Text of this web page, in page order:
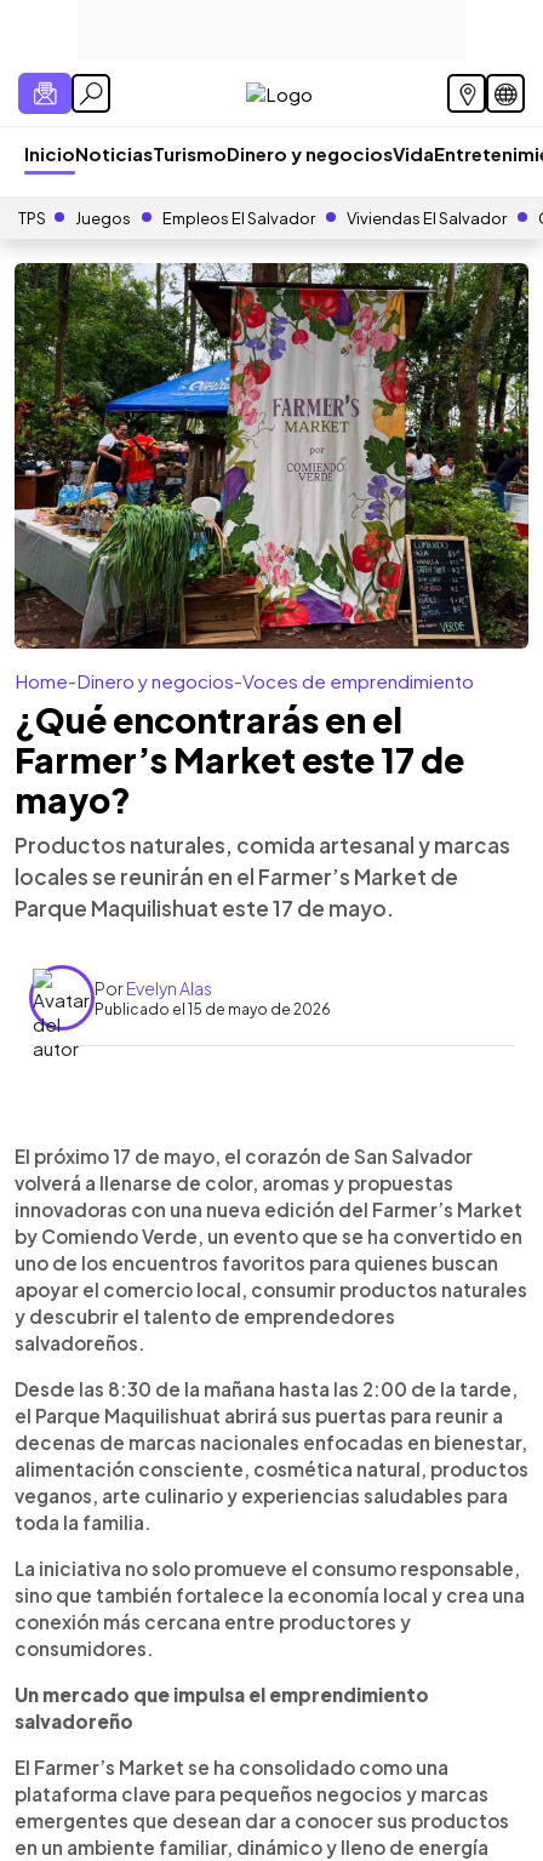
InicioNoticiasTurismoDinero y negociosVida
TPS Juegos Empleos El Salvador Viviendas El Salvador
Home-Dinero y negocios-Voces de emprendimiento
¿Qué encontrarás en el
Farmer’s Market este 17 de
mayo?
Productos naturales, comida artesanal y marcas
locales se reunirán en el Farmer’s Market de
Parque Maquilishuat este 17 de mayo.
PorEvelyn Alas
Publicado el 15 de mayo de 2026
► Escuchar artículo
El Farmer’s Market by Comiendo Verde regresará
este 17 de mayo al Parque Maquilishuat con una
propuesta que impulsa el consumo local y el
talento de emprendedores salvadoreños.
Durante la jornada, los asistentes podrán
encontrar productos naturales, gastronomía
artesanal, kombuchas, cosmética ecológica,
snacks saludables, flores, plantas y artículos para
mascotas. Además de las compras, el evento
ofrecerá degustaciones, espacios familiares y un
ambiente ideal para convivir al aire libre. La
actividad busca fortalecer el apoyo a pequeños
negocios nacionales y promover hábitos de
consumo más conscientes, saludables y
sostenibles entre los salvadoreños.
El próximo 17 de mayo, el corazón de San Salvador
volverá a llenarse de color, aromas y propuestas
innovadoras con una nueva edición del Farmer’s Market
by Comiendo Verde, un evento que se ha convertido en
uno de los encuentros favoritos para quienes buscan
apoyar el comercio local, consumir productos naturales
y descubrir el talento de emprendedores
salvadoreños.
Desde las 8:30 de la mañana hasta las 2:00 de la tarde,
el Parque Maquilishuat abrirá sus puertas para reunir a
decenas de marcas nacionales enfocadas en bienestar,
alimentación consciente, cosmética natural, productos
veganos, arte culinario y experiencias saludables para
toda la familia.
La iniciativa no solo promueve el consumo responsable,
sino que también fortalece la economía local y crea una
conexión más cercana entre productores y
consumidores.
Un mercado que impulsa el emprendimiento
salvadoreño
El Farmer’s Market se ha consolidado como una
plataforma clave para pequeños negocios y marcas
emergentes que desean dar a conocer sus productos
en un ambiente familiar, dinámico y lleno de energía